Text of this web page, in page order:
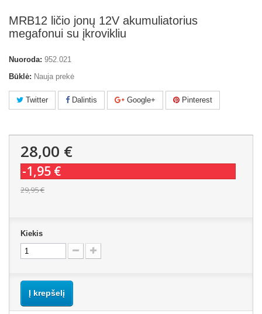
MRB12 ličio jonų 12V akumuliatorius
megafonui su įkrovikliu
Nuoroda: 952.021
Būklė: Nauja prekė
Twitter Dalintis Google+ Pinterest
28,00 €
-1,95 €
29,95 €
Kiekis
Į krepšelį